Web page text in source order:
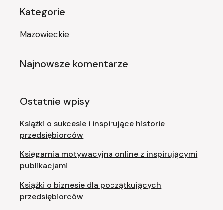
Kategorie
Mazowieckie
Najnowsze komentarze
Ostatnie wpisy
Książki o sukcesie i inspirujące historie
przedsiębiorców
Księgarnia motywacyjna online z inspirującymi
publikacjami
Książki o biznesie dla początkujących
przedsiębiorców